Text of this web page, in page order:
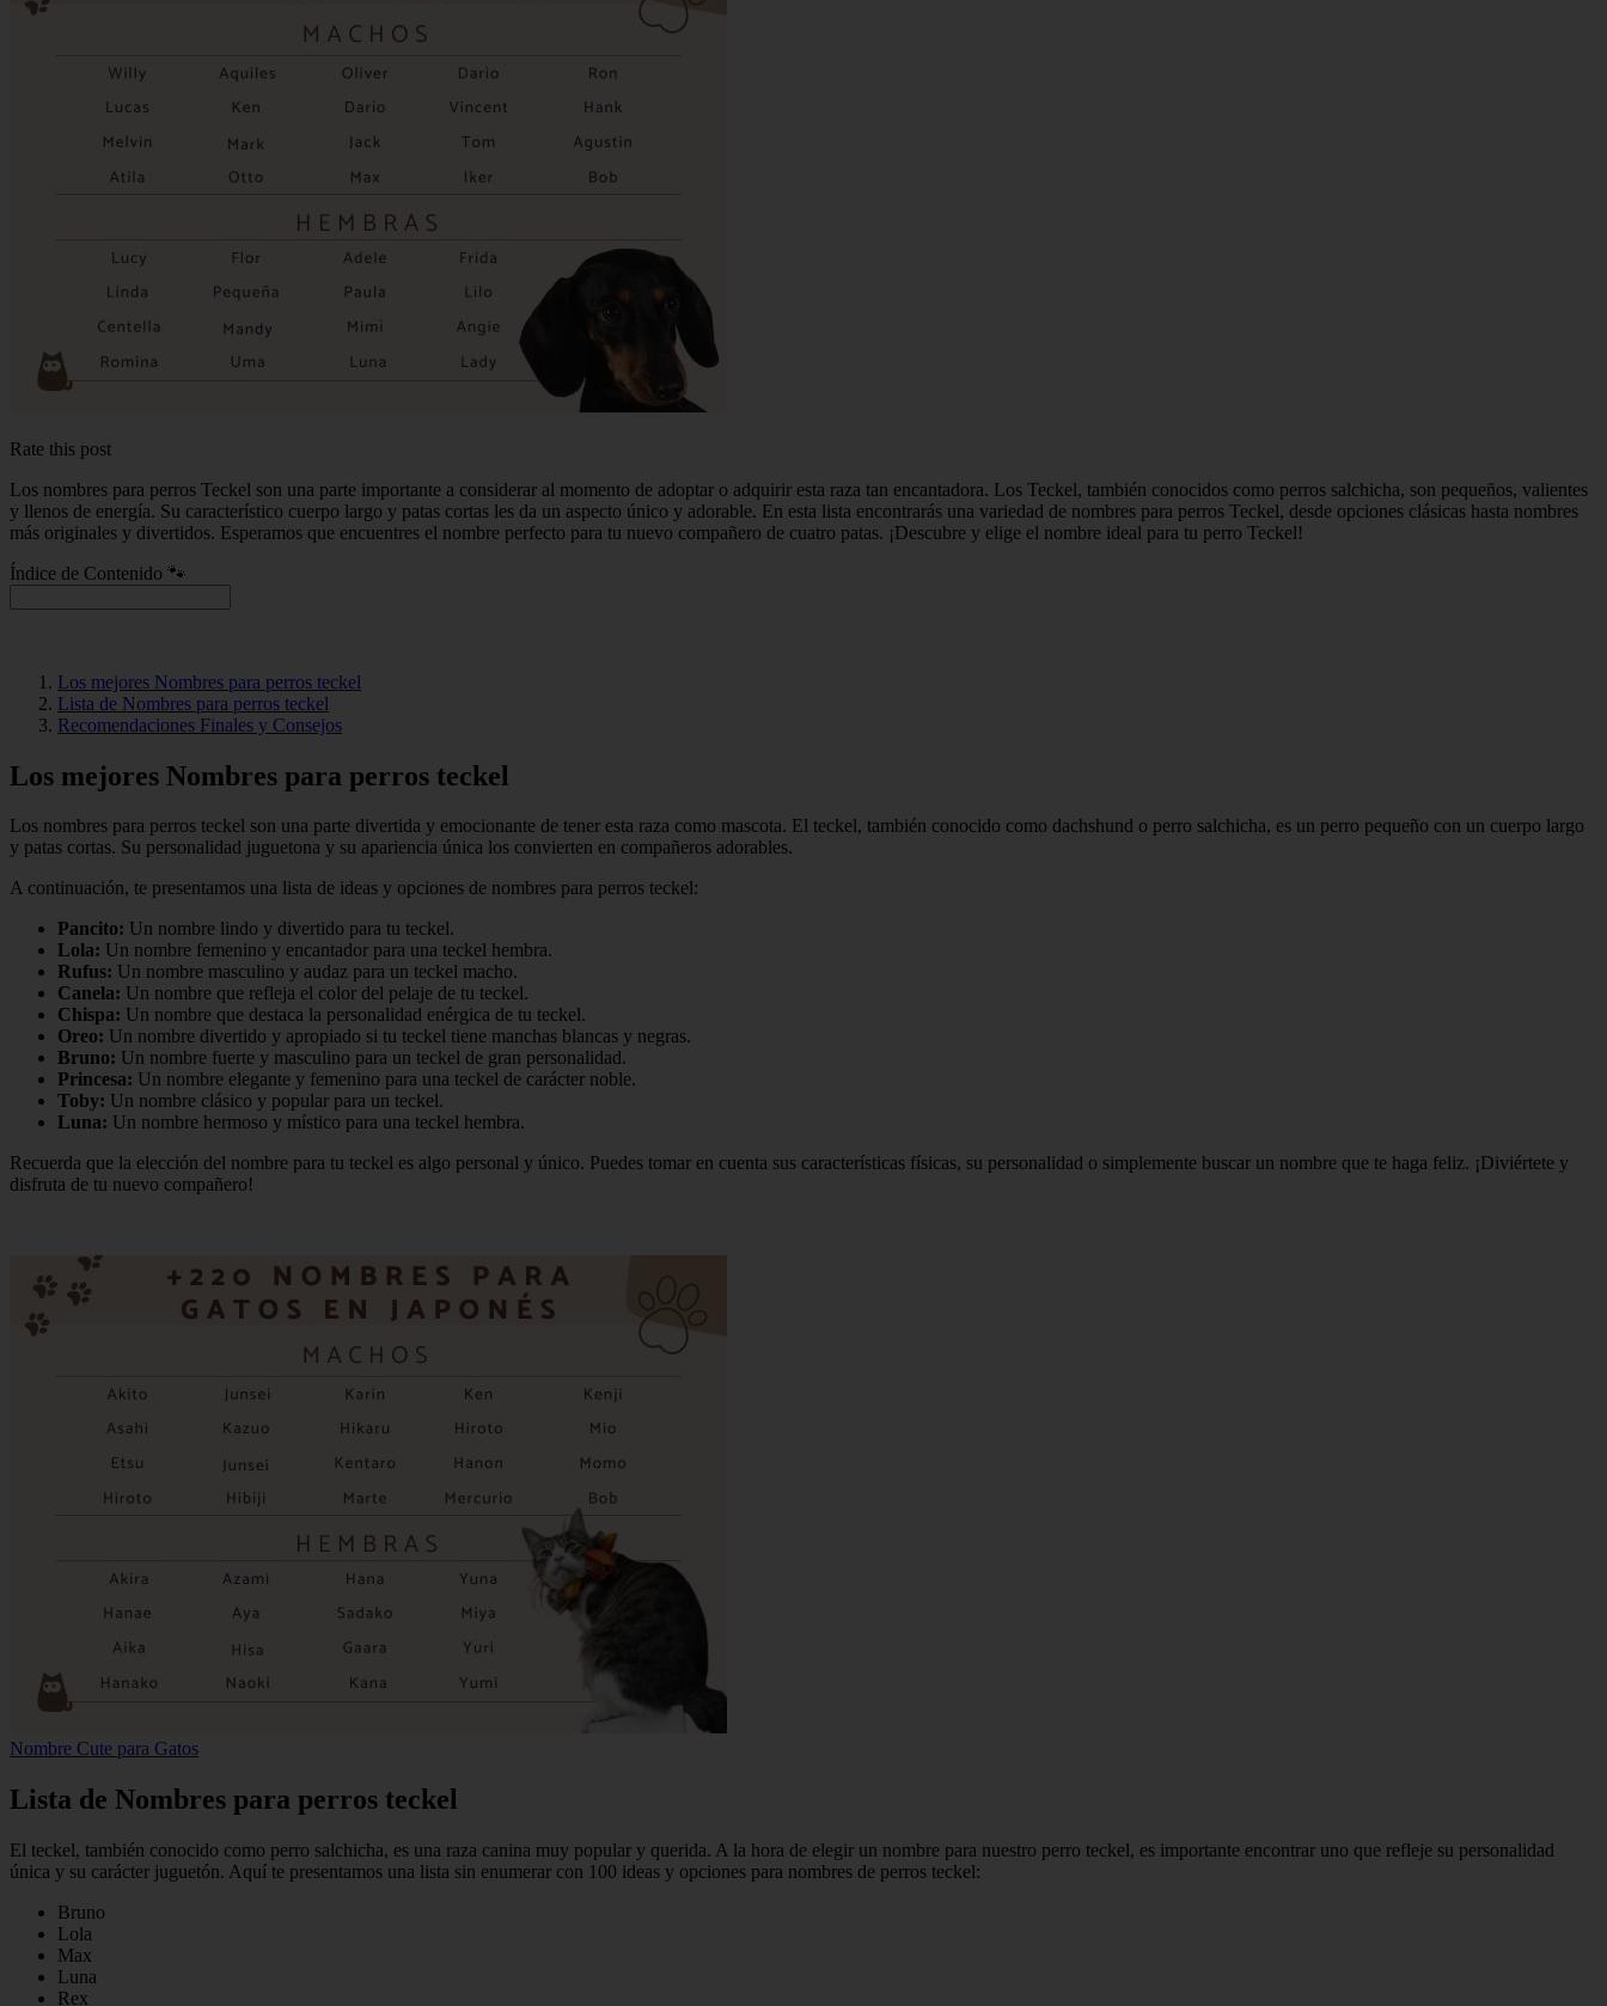
Rate this post
Los nombres para perros Teckel son una parte importante a considerar al momento de adoptar o adquirir esta raza tan encantadora. Los Teckel, también conocidos como perros salchicha, son pequeños, valientes
y llenos de energía. Su característico cuerpo largo y patas cortas les da un aspecto único y adorable. En esta lista encontrarás una variedad de nombres para perros Teckel, desde opciones clásicas hasta nombres
más originales y divertidos. Esperamos que encuentres el nombre perfecto para tu nuevo compañero de cuatro patas. ¡Descubre y elige el nombre ideal para tu perro Teckel!
Índice de Contenido 🐾
Los mejores Nombres para perros teckel
Lista de Nombres para perros teckel
Recomendaciones Finales y Consejos
Los mejores Nombres para perros teckel
Los nombres para perros teckel son una parte divertida y emocionante de tener esta raza como mascota. El teckel, también conocido como dachshund o perro salchicha, es un perro pequeño con un cuerpo largo
y patas cortas. Su personalidad juguetona y su apariencia única los convierten en compañeros adorables.
A continuación, te presentamos una lista de ideas y opciones de nombres para perros teckel:
Pancito: Un nombre lindo y divertido para tu teckel.
Lola: Un nombre femenino y encantador para una teckel hembra.
Rufus: Un nombre masculino y audaz para un teckel macho.
Canela: Un nombre que refleja el color del pelaje de tu teckel.
Chispa: Un nombre que destaca la personalidad enérgica de tu teckel.
Oreo: Un nombre divertido y apropiado si tu teckel tiene manchas blancas y negras.
Bruno: Un nombre fuerte y masculino para un teckel de gran personalidad.
Princesa: Un nombre elegante y femenino para una teckel de carácter noble.
Toby: Un nombre clásico y popular para un teckel.
Luna: Un nombre hermoso y místico para una teckel hembra.
Recuerda que la elección del nombre para tu teckel es algo personal y único. Puedes tomar en cuenta sus características físicas, su personalidad o simplemente buscar un nombre que te haga feliz. ¡Diviértete y
disfruta de tu nuevo compañero!
Nombre Cute para Gatos
Lista de Nombres para perros teckel
El teckel, también conocido como perro salchicha, es una raza canina muy popular y querida. A la hora de elegir un nombre para nuestro perro teckel, es importante encontrar uno que refleje su personalidad
única y su carácter juguetón. Aquí te presentamos una lista sin enumerar con 100 ideas y opciones para nombres de perros teckel:
Bruno
Lola
Max
Luna
Rex